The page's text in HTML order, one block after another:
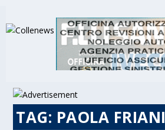
TAG: PAOLA FRIANI